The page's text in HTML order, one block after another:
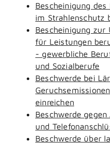
Bescheinigung
im Strahlenschutz
Bescheinigung zur
für Leistungen
- gewerbliche
und Sozialberufe
Beschwerde bei
einreichen
Beschwerde
und
Beschwerde über